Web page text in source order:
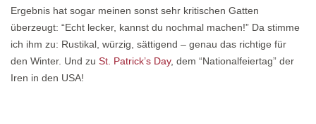
Ergebnis hat sogar meinen sonst sehr kritischen Gatten
überzeugt: “Echt lecker, kannst du nochmal machen!” Da stimme
ich ihm zu: Rustikal, würzig, sättigend – genau das richtige für
den Winter. Und zu St. Patrick’s Day, dem “Nationalfeiertag” der
Iren in den USA!